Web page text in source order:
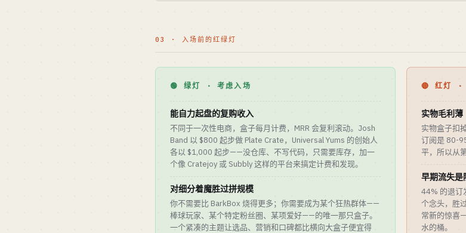
03 · 入场前的红绿灯
🟢 绿灯 · 考虑入场
能自力起盘的复购收入
不同于一次性电商，盒子每月计费，MRR 会复利滚动。Josh
Band 以 $800 起步做 Plate Crate，Universal Yums 的创始人
各以 $1,000 起步——没仓库、不写代码，只需要库存，加一
个像 Cratejoy 或 Subbly 这样的平台来搞定计费和发现。
对细分着魔胜过拼规模
你不需要比 BarkBox 烧得更多；你需要成为某个狂热群体——
棒球玩家、某个特定粉丝圈、某项爱好——的唯一那只盒子。
一个紧凑的主题让选品、营销和口碑都比横向大盒子便宜得
🔴 红灯 ·
实物毛利薄
实物盒子扣
订阅是 80-
平，所以从
早期流失是
44% 的退订
个念头，胜
常新的惊喜
水的桶。